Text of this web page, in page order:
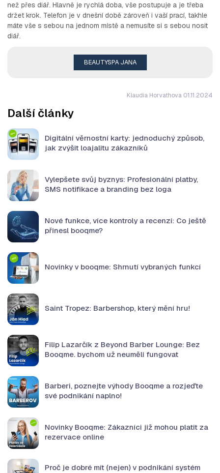
než přes diář. Hlavně je rychlá doba, vše postupuje a je třeba
držet krok. Telefon je v dnešní době zároveň i vaší prací, takhle
máte vše s sebou na jednom místě a nemusíte si s sebou nosit
diář.
BEAUTYSPA JANA
Klaudia Horvathova 01.11.2024
Další články
Digitální věrnostní karty: jednoduchý způsob,
jak zvýšit loajalitu zákazníků
Vylepšete svůj byznys: Profesionální platby,
SMS notifikace a branding bez loga
Nové funkce, více kontroly a recenzí: Co ještě
přinesl booqme?
Novinky v booqme: Shrnutí vybraných funkcí
Saint Tropez: Barbershop, který mění hru!
Filip Lazarčík z Beyond Barber Lounge: Bez
Booqme. bychom už neuměli fungovat
Barberi, poznejte výhody Booqme a rozjeďte
své podnikání naplno!
Novinky Booqme: Zákazníci již mohou platit za
rezervace online
Proč je dobré mít (nejen) v podnikání systém